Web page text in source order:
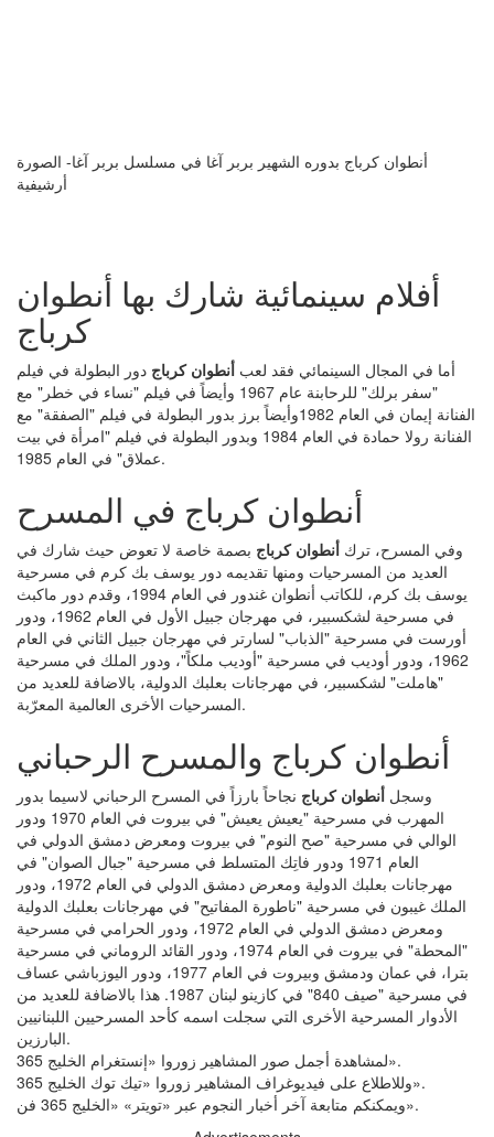
أنطوان كرباج بدوره الشهير بربر آغا في مسلسل بربر آغا- الصورة
أرشيفية
أفلام سينمائية شارك بها أنطوان
كرباج
أما في المجال السينمائي فقد لعب أنطوان كرباج دور البطولة في فيلم
"سفر برلك" للرحابنة عام 1967 وأيضاً في فيلم "نساء في خطر" مع
الفنانة إيمان في العام 1982وأيضاً برز بدور البطولة في فيلم "الصفقة" مع
الفنانة رولا حمادة في العام 1984 وبدور البطولة في فيلم "امرأة في بيت
عملاق" في العام 1985.
أنطوان كرباج في المسرح
وفي المسرح، ترك أنطوان كرباج بصمة خاصة لا تعوض حيث شارك في
العديد من المسرحيات ومنها تقديمه دور يوسف بك كرم في مسرحية
يوسف بك كرم، للكاتب أنطوان غندور في العام 1994، وقدم دور ماكبث
في مسرحية لشكسبير، في مهرجان جبيل الأول في العام 1962، ودور
أورست في مسرحية "الذباب" لسارتر في مهرجان جبيل الثاني في العام
1962، ودور أوديب في مسرحية "أوديب ملكاً"، ودور الملك في مسرحية
"هاملت" لشكسبير، في مهرجانات بعلبك الدولية، بالاضافة للعديد من
المسرحيات الأخرى العالمية المعرّبة.
أنطوان كرباج والمسرح الرحباني
وسجل أنطوان كرباج نجاحاً بارزاً في المسرح الرحباني لاسيما بدور
المهرب في مسرحية "يعيش يعيش" في بيروت في العام 1970 ودور
الوالي في مسرحية "صح النوم" في بيروت ومعرض دمشق الدولي في
العام 1971 ودور فاتِك المتسلط في مسرحية "جبال الصوان" في
مهرجانات بعلبك الدولية ومعرض دمشق الدولي في العام 1972، ودور
الملك غيبون في مسرحية "ناطورة المفاتيح" في مهرجانات بعلبك الدولية
ومعرض دمشق الدولي في العام 1972، ودور الحرامي في مسرحية
"المحطة" في بيروت في العام 1974، ودور القائد الروماني في مسرحية
بترا، في عمان ودمشق وبيروت في العام 1977، ودور اليوزباشي عساف
في مسرحية "صيف 840" في كازينو لبنان 1987. هذا بالاضافة للعديد من
الأدوار المسرحية الأخرى التي سجلت اسمه كأحد المسرحيين اللبنانيين
البارزين.
لمشاهدة أجمل صور المشاهير زوروا «إنستغرام الخليج 365».
وللاطلاع على فيديوغراف المشاهير زوروا «تيك توك الخليج 365».
ويمكنكم متابعة آخر أخبار النجوم عبر «تويتر» «الخليج 365 فن».